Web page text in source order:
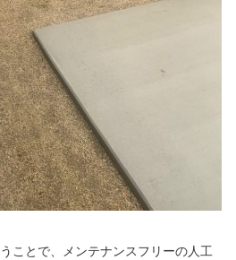
ことで、メンテナンスフリーの人工